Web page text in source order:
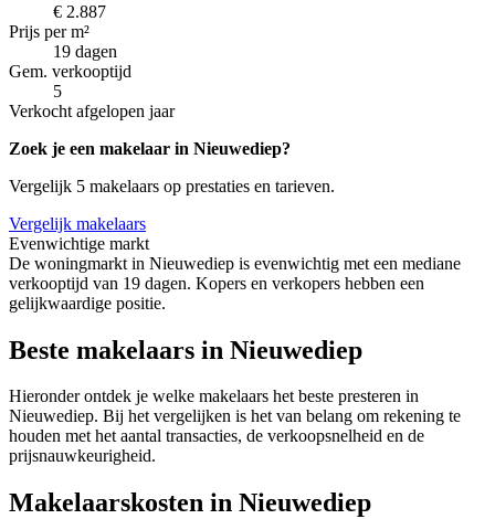
€ 2.887
Prijs per m²
19 dagen
Gem. verkooptijd
5
Verkocht afgelopen jaar
Zoek je een makelaar in Nieuwediep?
Vergelijk 5 makelaars op prestaties en tarieven.
Vergelijk makelaars
Evenwichtige markt
De woningmarkt in Nieuwediep is evenwichtig met een mediane
verkooptijd van 19 dagen. Kopers en verkopers hebben een
gelijkwaardige positie.
Beste makelaars in Nieuwediep
Hieronder ontdek je welke makelaars het beste presteren in
Nieuwediep. Bij het vergelijken is het van belang om rekening te
houden met het aantal transacties, de verkoopsnelheid en de
prijsnauwkeurigheid.
Makelaarskosten in Nieuwediep